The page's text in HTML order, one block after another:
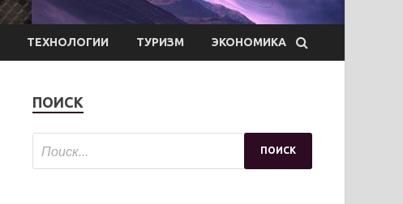
ТЕХНОЛОГИИ ТУРИЗМ ЭКОНОМИКА
ПОИСК